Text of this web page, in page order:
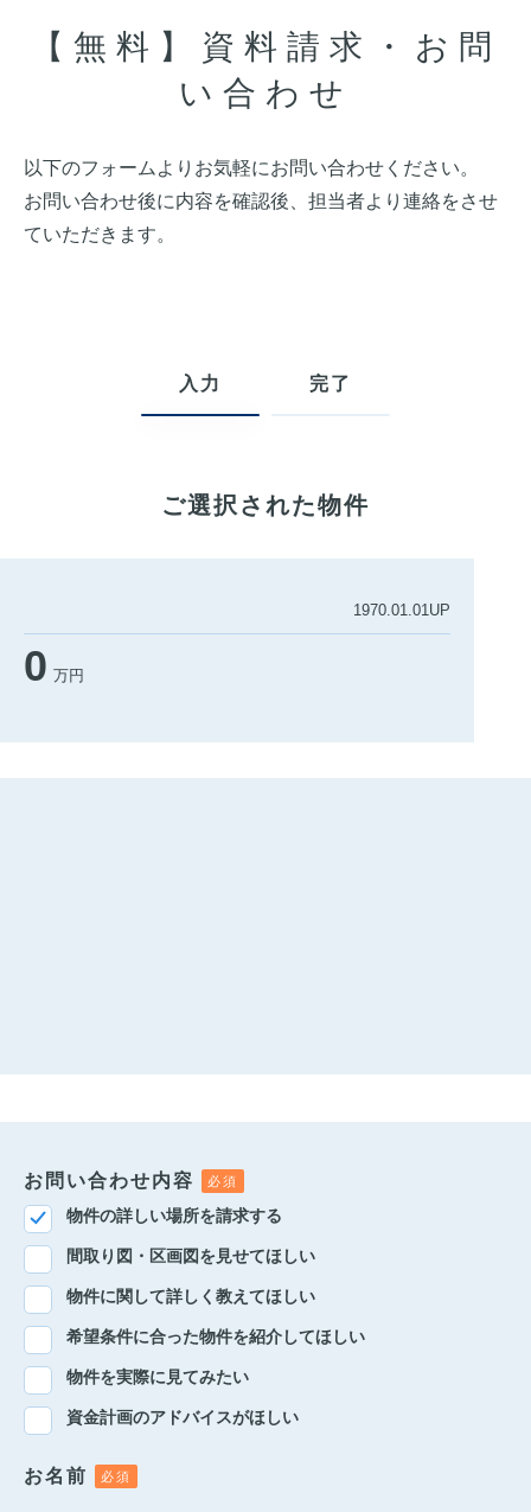
【無料】資料請求・お問
い合わせ
以下のフォームよりお気軽にお問い合わせください。
お問い合わせ後に内容を確認後、担当者より連絡をさせ
ていただきます。
入力 完了
ご選択された物件
1970.01.01UP
0 万円
お問い合わせ内容
物件の詳しい場所を請求する
間取り図・区画図を見せてほしい
物件に関して詳しく教えてほしい
希望条件に合った物件を紹介してほしい
物件を実際に見てみたい
資金計画のアドバイスがほしい
お名前